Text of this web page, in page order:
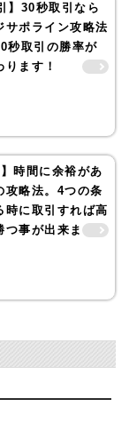
】30秒取引なら
サポライン攻略法
秒取引の勝率が
ます！
】時間に余裕があ
攻略法。4つの条
時に取引すれば高
つ事が出来ます！